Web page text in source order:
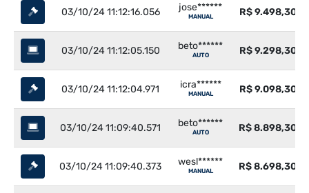
03/10/24 11:12:16.056 jose******
MANUAL R$ 9.498,30
03/10/24 11:12:05.150 beto******
AUTO R$ 9.298,30
03/10/24 11:12:04.971 icra******
MANUAL R$ 9.098,30
03/10/24 11:09:40.571 beto******
AUTO R$ 8.898,30
03/10/24 11:09:40.373 wesl******
MANUAL R$ 8.698,30